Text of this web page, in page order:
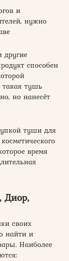
и
нужно
другие
способен
тушь
но нанесёт
туши для
время
Диор,
своих
найти и
Наиболее